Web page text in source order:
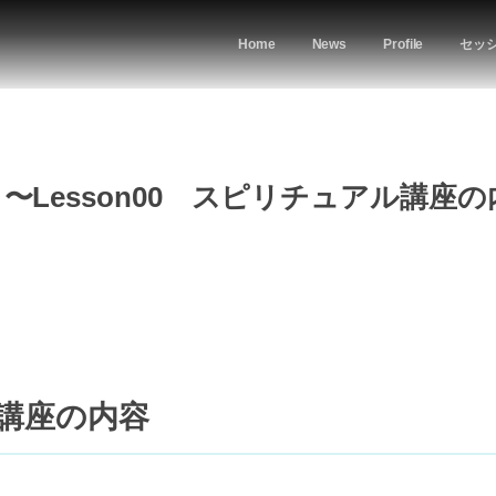
Home News Profile セッ
Lesson00 スピリチュアル講座の
座の内容